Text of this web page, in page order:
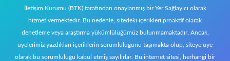
İletişim Kurumu (BTK) tarafından onaylanmış bir Yer Sağlayıcı olarak
hizmet vermektedir. Bu nedenle, sitedeki içerikleri proaktif olarak
denetleme veya araştırma yükümlülüğümüz bulunmamaktadır. Ancak,
üyelerimiz yazdıkları içeriklerin sorumluluğunu taşımakta olup, siteye üye
olarak bu sorumluluğu kabul etmiş sayılırlar. Bu internet sitesi, herhangi bir